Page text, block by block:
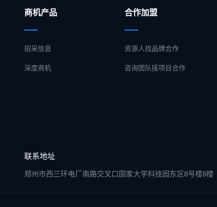
商机产品
招采信息
深度商机
合作加盟
资源人找品牌合作
咨询团队接项目合作
联系地址
郑州市西三环电厂南路交叉口国家大学科技园东区8号楼8楼